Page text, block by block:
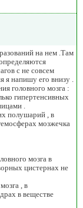
на нем .Там
с не совсем
я напишу его внизу .
головного мозга :
гипертенсивных
.
полушарий , в
мозжечка
мозга в
цистернах не
, в
в веществе